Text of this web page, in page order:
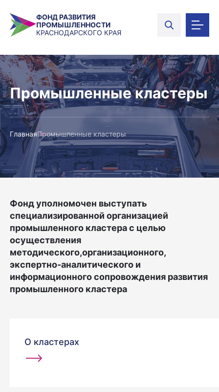
ФОНД РАЗВИТИЯ
ПРОМЫШЛЕННОСТИ
КРАСНОДАРСКОГО КРАЯ
Промышленные кластеры
ГлавнаяПромышленные кластеры
Фонд уполномочен выступать
специализированной организацией
промышленного кластера с целью
осуществления
методического,организационного,
экспертно-аналитического и
информационного сопровождения развития
промышленного кластера
О кластерах